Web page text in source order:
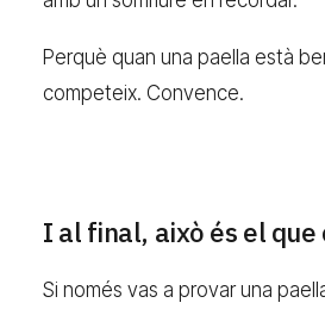
Perquè quan una paella està
competeix. Convence.
I al final, això és el
Si només vas a provar una